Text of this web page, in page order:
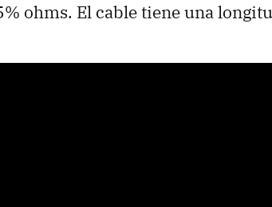
ohms. El cable tiene una